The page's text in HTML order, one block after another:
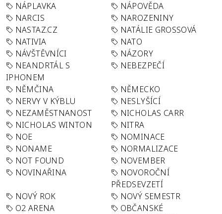
NÁPLAVKA
NÁPOVĚDA
NARCIS
NAROZENINY
NASTAZ.CZ
NATÁLIE GROSSOVÁ
NATIVIA
NATO
NÁVŠTĚVNÍCI
NÁZORY
NEANDRTÁL S
IPHONEM
NEBEZPEČÍ
NĚMČINA
NĚMECKO
NERVY V KÝBLU
NESLYŠÍCÍ
NEZAMĚSTNANOST
NICHOLAS CARR
NICHOLAS WINTON
NITRA
NOE
NOMINACE
NONAME
NORMALIZACE
NOT FOUND
NOVEMBER
NOVINAŘINA
NOVOROČNÍ
PŘEDSEVZETÍ
NOVÝ ROK
NOVÝ SEMESTR
O2 ARENA
OBČANSKÉ